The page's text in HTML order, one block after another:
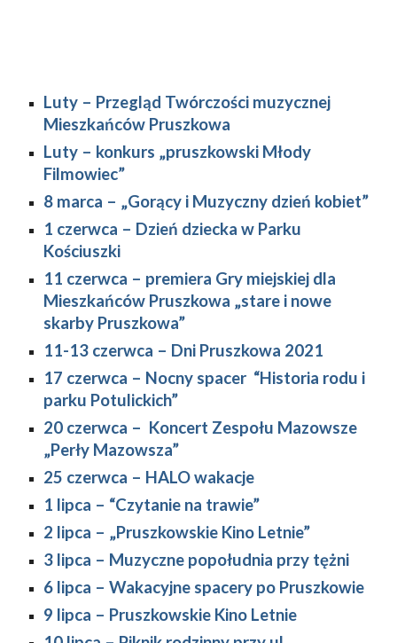
Luty – Przegląd Twórczości muzycznej
Mieszkańców Pruszkowa
Luty – konkurs „pruszkowski Młody
Filmowiec”
8 marca – „Gorący i Muzyczny dzień kobiet”
1 czerwca – Dzień dziecka w Parku
Kościuszki
11 czerwca – premiera Gry miejskiej dla
Mieszkańców Pruszkowa „stare i nowe
skarby Pruszkowa”
11-13 czerwca – Dni Pruszkowa 2021
17 czerwca – Nocny spacer  “Historia rodu i
parku Potulickich”
20 czerwca –
  Koncert Zespołu Mazowsze
„Perły Mazowsza”
25 czerwca – HALO wakacje
1 lipca – “Czytanie na trawie”
2 lipca – „Pruszkowskie Kino Letnie”
3 lipca – Muzyczne popołudnia przy tężni
6 lipca – Wakacyjne spacery po Pruszkowie
9 lipca – Pruszkowskie Kino Letnie